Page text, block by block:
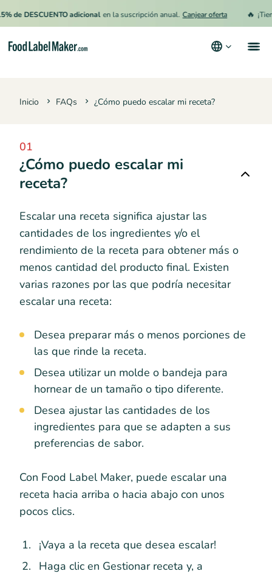
de DESCUENTO adicional en la suscripción anual. Canjear oferta 🔥
Inicio FAQs ¿Cómo puedo escalar mi receta?
01
¿Cómo puedo escalar mi
receta?
Escalar una receta significa ajustar las
cantidades de los ingredientes y/o el
rendimiento de la receta para obtener más o
menos cantidad del producto final. Existen
varias razones por las que podría necesitar
escalar una receta:
Desea preparar más o menos porciones de
las que rinde la receta.
Desea utilizar un molde o bandeja para
hornear de un tamaño o tipo diferente.
Desea ajustar las cantidades de los
ingredientes para que se adapten a sus
preferencias de sabor.
Con Food Label Maker, puede escalar una
receta hacia arriba o hacia abajo con unos
pocos clics.
¡Vaya a la receta que desea escalar!
Haga clic en Gestionar receta y, a
Contrata a un Especialista
Recursos
Política de privacidad